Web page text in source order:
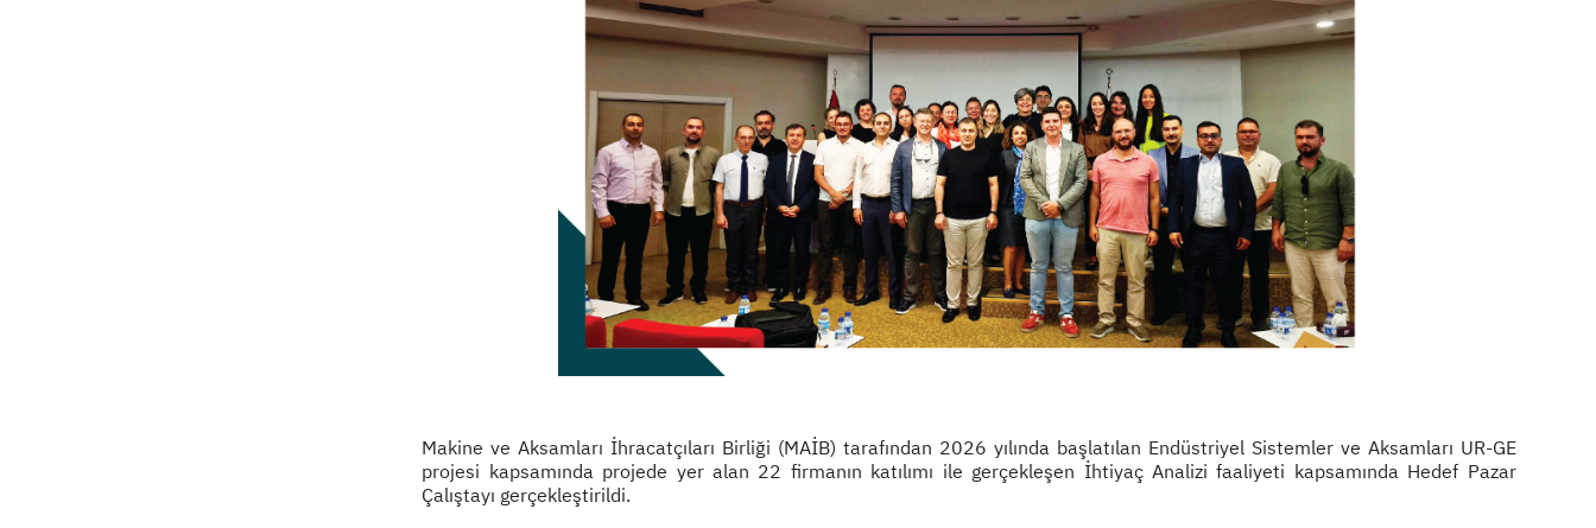
Makine ve Aksamları İhracatçıları Birliği (MAİB) tarafından 2026 yılında başlatılan Endüstriyel Sistemler ve Aksamları UR-GE
projesi kapsamında projede yer alan 22 firmanın katılımı ile gerçekleşen İhtiyaç Analizi faaliyeti kapsamında Hedef Pazar
Çalıştayı gerçekleştirildi.